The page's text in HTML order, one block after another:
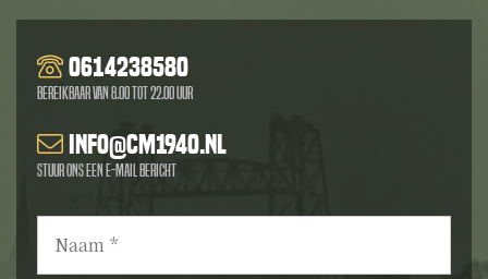
0614238580
Bereikbaar van 8.00 tot 22.00 uur
info@cm1940.nl
Stuur ons een e-mail bericht
Naam *